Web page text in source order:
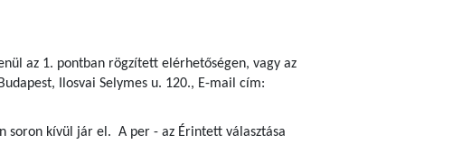
az 1. pontban rögzített elérhetőségen, vagy az
Ilosvai Selymes u. 120., E-mail cím:
soron kívül jár el. A per - az Érintett választása